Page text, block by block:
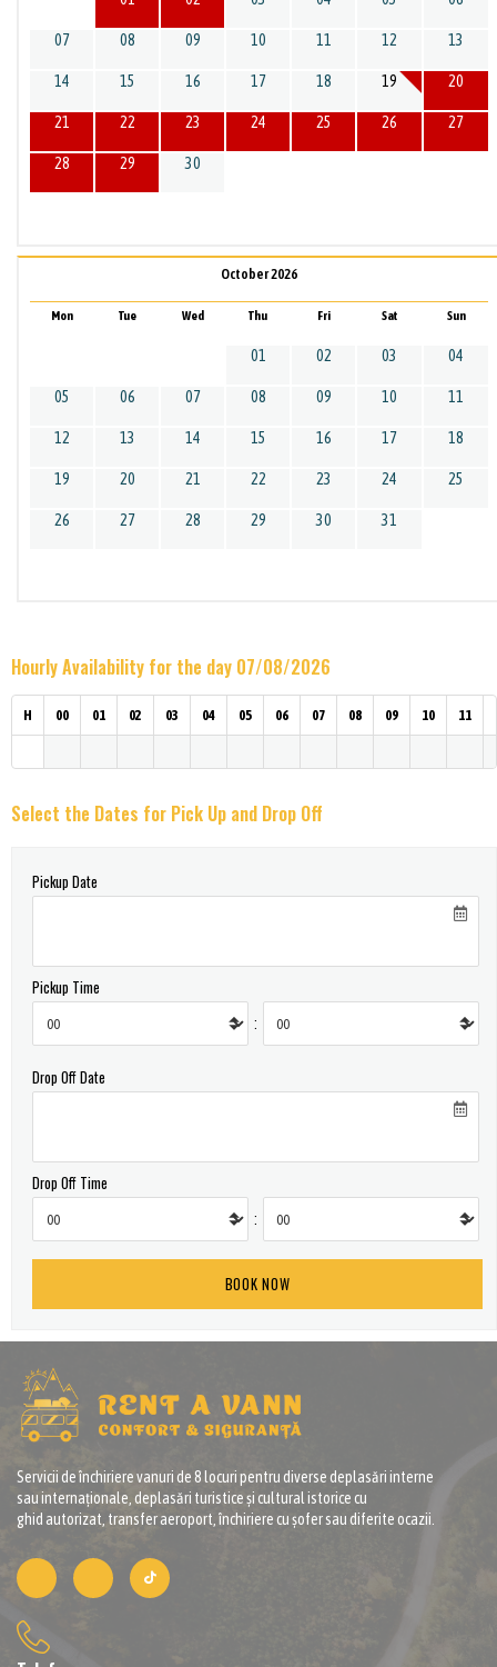
07 08 09 10 11 12 13
14 15 16 17 18 19 20
21 22 23 24 25 26 27
28 29 30
October 2026
Mon Tue Wed Thu Fri Sat Sun
01 02 03 04
05 06 07 08 09 10 11
12 13 14 15 16 17 18
19 20 21 22 23 24 25
26 27 28 29 30 31
Hourly Availability for the day 07/08/2026
H 00 01 02 03 04 05 06 07 08 09 10 11
Select the Dates for Pick Up and Drop Off
Pickup Date
Pickup Time
:
Drop Off Date
Drop Off Time
:
Servicii de închiriere vanuri de 8 locuri pentru diverse deplasări interne
sau internaționale, deplasări turistice și cultural istorice cu
ghid autorizat, transfer aeroport, închiriere cu șofer sau diferite ocazii.